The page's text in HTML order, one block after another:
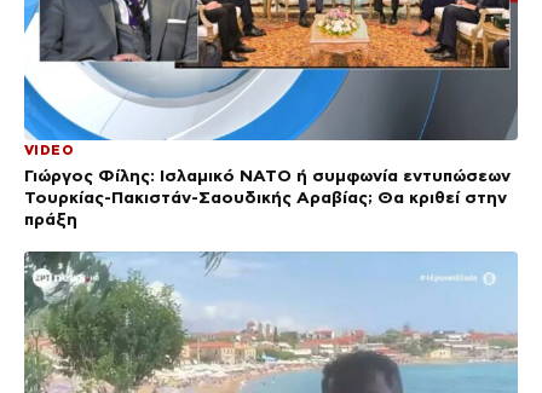
VIDEO
Γιώργος Φίλης: Ισλαμικό ΝΑΤΟ ή συμφωνία εντυπώσεων
Τουρκίας-Πακιστάν-Σαουδικής Αραβίας; Θα κριθεί στην
πράξη